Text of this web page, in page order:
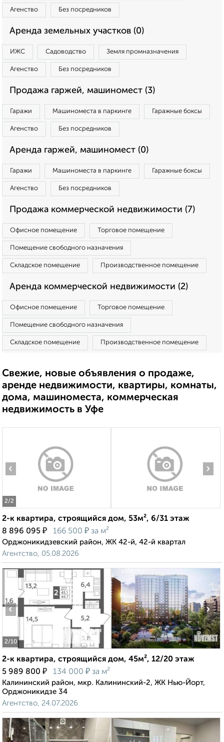
Агенство Без посредников
Аренда земельных участков (0)
ИЖС Садоводство Земля промназначения
Агенство Без посредников
Продажа гаржей, машиномест (3)
Гаражи Машиноместа в паркинге Гаражные боксы
Агенство Без посредников
Аренда гаржей, машиномест (0)
Гаражи Машиноместа в паркинге Гаражные боксы
Агенство Без посредников
Продажа коммерческой недвижимости (7)
Офисное помещение Торговое помещение
Помещение свободного назначения
Складское помещение Производственное помещение
Аренда коммерческой недвижимости (2)
Офисное помещение Торговое помещение
Помещение свободного назначения
Складское помещение Производственное помещение
Свежие, новые объявления о продаже,
аренде недвижимости, квартиры, комнаты,
дома, машиноместа, коммерческая
недвижимость в Уфе
2/2
‹ ›
2-к квартира, строящийся дом, 53м², 6/31 этаж
8 896 095 ₽ 166 500 ₽ за м²
Орджоникидзевский район, ЖК 42-й, 42-й квартал
Агентство, 05.08.2026
2/10
‹ ›
2-к квартира, строящийся дом, 45м², 12/20 этаж
5 989 800 ₽ 134 000 ₽ за м²
Калининский район, мкр. Калининский-2, ЖК Нью-Йорт,
Орджоникидзе 34
Агентство, 24.07.2026